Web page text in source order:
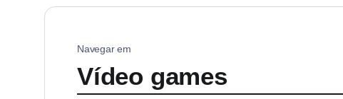
Navegar em
Vídeo games